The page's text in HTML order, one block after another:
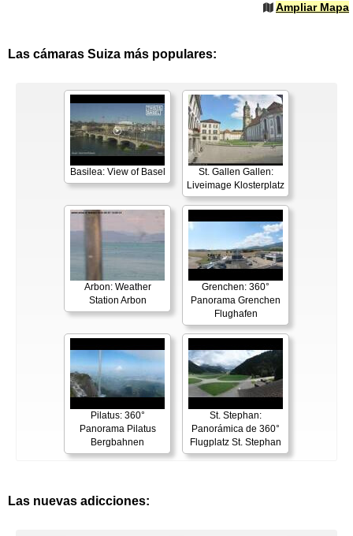
Ampliar Mapa
Las cámaras Suiza más populares:
Basilea: View of Basel
St. Gallen Gallen:
Liveimage Klosterplatz
Arbon: Weather
Station Arbon
Grenchen: 360°
Panorama Grenchen
Flughafen
Pilatus: 360°
Panorama Pilatus
Bergbahnen
St. Stephan:
Panorámica de 360°
Flugplatz St. Stephan
Las nuevas adicciones: